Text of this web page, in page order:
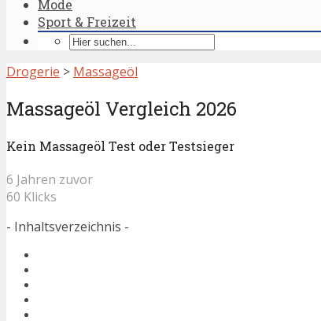
Mode
Sport & Freizeit
Drogerie > Massageöl
Massageöl Vergleich 2026
Kein Massageöl Test oder Testsieger
6 Jahren zuvor
60 Klicks
- Inhaltsverzeichnis -